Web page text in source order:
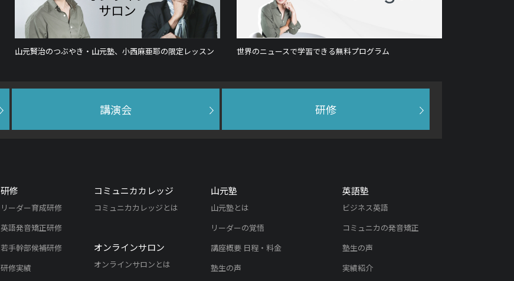
山元賢治のつぶやき・山元塾、小西麻亜耶の限定レッスン 世界のニュースで学習できる無料プログラム
講演会 研修
研修
リーダー育成研修
英語発音矯正研修
若手幹部候補研修
研修実績
コミュニカカレッジ
コミュニカカレッジとは
オンラインサロン
オンラインサロンとは
山元塾
山元塾とは
リーダーの覚悟
講座概要 日程・料金
塾生の声
英語塾
ビジネス英語
コミュニカの発音矯正
塾生の声
実績紹介